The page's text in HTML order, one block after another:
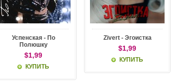
Успенская - По
Полюшку
$1,99
КУПИТЬ
Zivert - Эгоистка
$1,99
КУПИТЬ